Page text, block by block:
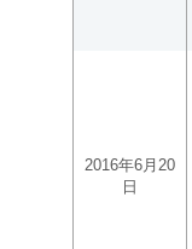
2016年6月20
日